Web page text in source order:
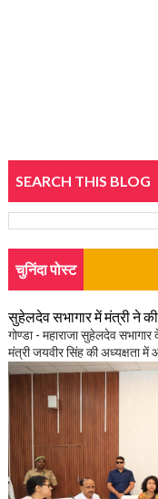
SEARCH THIS BLOG
चुनिंदा पोस्ट
सुहेलदेव सभागार में मंत्री ने
गोण्डा - महाराजा सुहेलदेव
मंत्री जयवीर सिंह की अध्यक्षता में